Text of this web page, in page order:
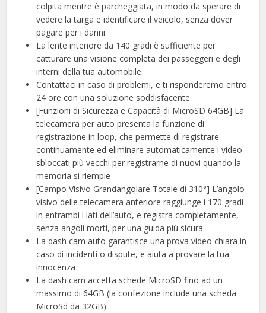
colpita mentre è parcheggiata, in modo da sperare di
vedere la targa e identificare il veicolo, senza dover
pagare per i danni
La lente interiore da 140 gradi è sufficiente per
catturare una visione completa dei passeggeri e degli
interni della tua automobile
Contattaci in caso di problemi, e ti risponderemo entro
24 ore con una soluzione soddisfacente
[Funzioni di Sicurezza e Capacità di MicroSD 64GB] La
telecamera per auto presenta la funzione di
registrazione in loop, che permette di registrare
continuamente ed eliminare automaticamente i video
sbloccati più vecchi per registrarne di nuovi quando la
memoria si riempie
[Campo Visivo Grandangolare Totale di 310°] L’angolo
visivo delle telecamera anteriore raggiunge i 170 gradi
in entrambi i lati dell’auto, e registra completamente,
senza angoli morti, per una guida più sicura
La dash cam auto garantisce una prova video chiara in
caso di incidenti o dispute, e aiuta a provare la tua
innocenza
La dash cam accetta schede MicroSD fino ad un
massimo di 64GB (la confezione include una scheda
MicroSd da 32GB).